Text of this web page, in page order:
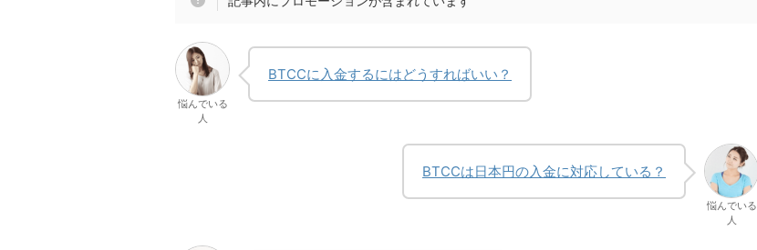
悩んでいる
人
BTCCに入金するにはどうすればいい？
BTCCは日本円の入金に対応している？
悩んでいる
人